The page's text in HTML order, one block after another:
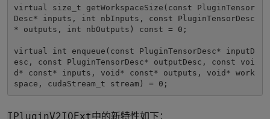
virtual size_t getWorkspaceSize(const PluginTensor
Desc* inputs, int nbInputs, const PluginTensorDesc
* outputs, int nbOutputs) const = 0;
virtual int enqueue(const PluginTensorDesc* inputD
esc, const PluginTensorDesc* outputDesc, const voi
d* const* inputs, void* const* outputs, void* work
space, cudaStream_t stream) = 0;
IPluginV2IOExt中的新特性如下：